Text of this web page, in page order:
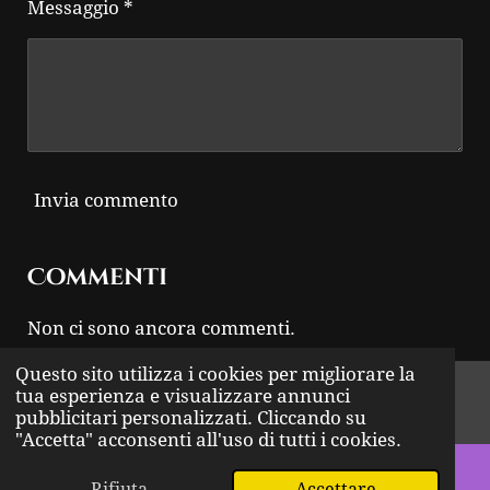
Questo sito utilizza i cookies per migliorare la
tua esperienza e visualizzare annunci
pubblicitari personalizzati. Cliccando su
"Accetta" acconsenti all'uso di tutti i cookies.
Messaggio *
Invia commento
Commenti
Non ci sono ancora commenti.
© 2024 - 2026 THUNDER ROCK
Fornito daWebador